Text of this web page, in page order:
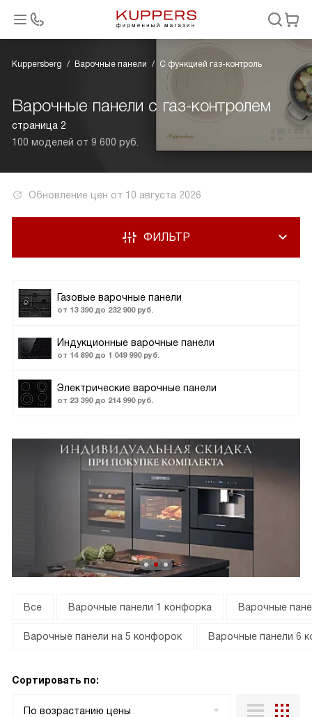
Kuppersberg Варочные панели С функцией газ-контроль
Варочные панели с газ-контролем
страница 2
100 моделей от 9 600 руб.
Обновление цен от 10 августа 2026
Газовые варочные панели
от 13 390 до 232 900 руб.
Индукционные варочные панели
от 14 890 до 1 049 990 руб.
Электрические варочные панели
от 23 390 до 214 990 руб.
ФИЛЬТР
Все Варочные панели 1 конфорка Варочные
Варочные панели на 5 конфорок Варочные панели 6
Сортировать по:
По возрастанию цены